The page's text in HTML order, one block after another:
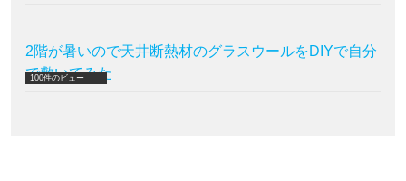
2階が暑いので天井断熱材のグラスウールをDIYで自分
で敷いてみた
100件のビュー